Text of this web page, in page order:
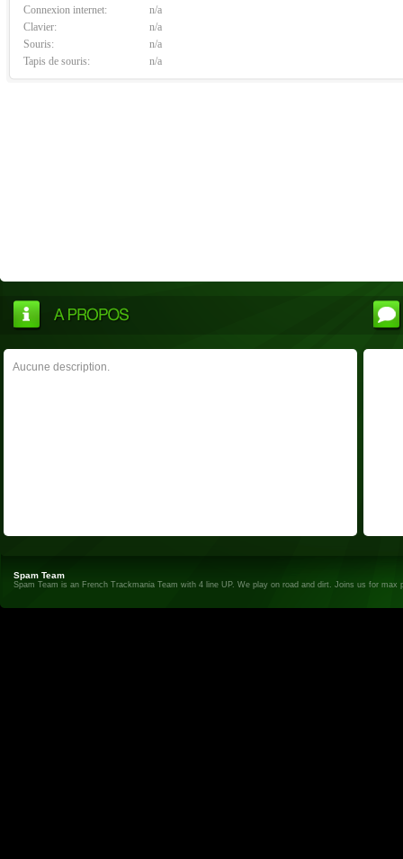
Connexion internet:
n/a
Clavier:
n/a
Souris:
n/a
Tapis de souris:
n/a
Aucune description.
Spam Team
Spam Team is an French Trackmania Team with 4 line UP. We play on road and dirt. Joins us for max